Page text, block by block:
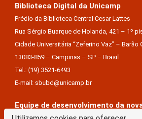
Biblioteca Digital da Unicamp
Prédio da Biblioteca Central Cesar Lattes
Rua Sérgio Buarque de Holanda, 421 – 1º
Cidade Universitária “Zeferino Vaz” – Barão
13083-859 – Campinas – SP – Brasil
Tel.: (19) 3521-6493
E-mail: sbubd@unicamp.br
Equipe de desenvolvimento da
Keite Aparecida Duarte